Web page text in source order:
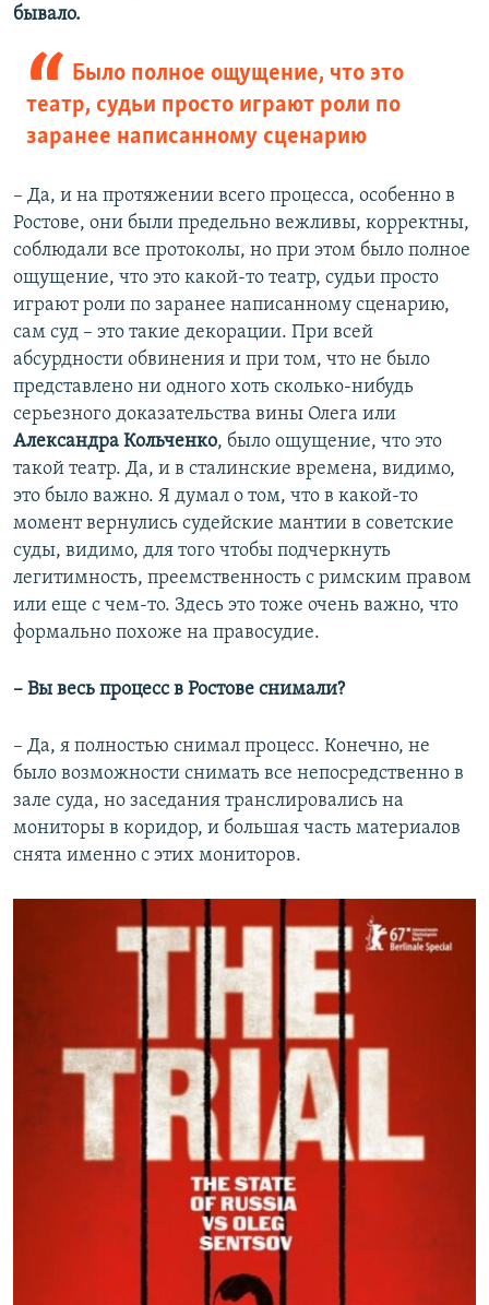
бывало.
Было полное ощущение, что это
театр, судьи просто играют роли по
заранее написанному сценарию
– Да, и на протяжении всего процесса, особенно в
Ростове, они были предельно вежливы, корректны,
соблюдали все протоколы, но при этом было полное
ощущение, что это какой-то театр, судьи просто
играют роли по заранее написанному сценарию,
сам суд – это такие декорации. При всей
абсурдности обвинения и при том, что не было
представлено ни одного хоть сколько-нибудь
серьезного доказательства вины Олега или
Александра Кольченко, было ощущение, что это
такой театр. Да, и в сталинские времена, видимо,
это было важно. Я думал о том, что в какой-то
момент вернулись судейские мантии в советские
суды, видимо, для того чтобы подчеркнуть
легитимность, преемственность с римским правом
или еще с чем-то. Здесь это тоже очень важно, что
формально похоже на правосудие.
– Вы весь процесс в Ростове снимали?
– Да, я полностью снимал процесс. Конечно, не
было возможности снимать все непосредственно в
зале суда, но заседания транслировались на
мониторы в коридор, и большая часть материалов
снята именно с этих мониторов.